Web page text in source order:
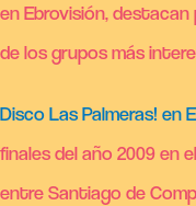
en Ebrovisión,
de los grupos más
Disco Las Palmeras! en
finales del año 2009 en
entre Santiago de